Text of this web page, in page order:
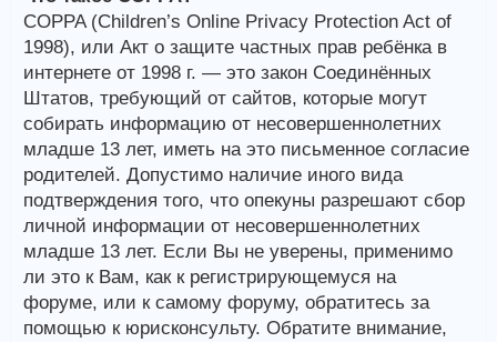
COPPA (Children’s Online Privacy Protection Act of
1998), или Акт о защите частных прав ребёнка в
интернете от 1998 г. — это закон Соединённых
Штатов, требующий от сайтов, которые могут
собирать информацию от несовершеннолетних
младше 13 лет, иметь на это письменное согласие
родителей. Допустимо наличие иного вида
подтверждения того, что опекуны разрешают сбор
личной информации от несовершеннолетних
младше 13 лет. Если Вы не уверены, применимо
ли это к Вам, как к регистрирующемуся на
форуме, или к самому форуму, обратитесь за
помощью к юрисконсульту. Обратите внимание,